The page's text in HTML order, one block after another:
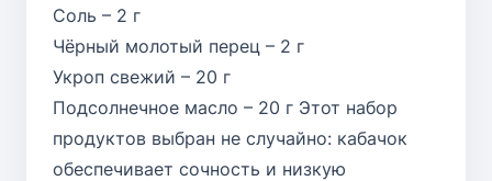
Соль – 2 г
Чёрный молотый перец – 2 г
Укроп свежий – 20 г
Подсолнечное масло – 20 г Этот набор
продуктов выбран не случайно: кабачок
обеспечивает сочность и низкую